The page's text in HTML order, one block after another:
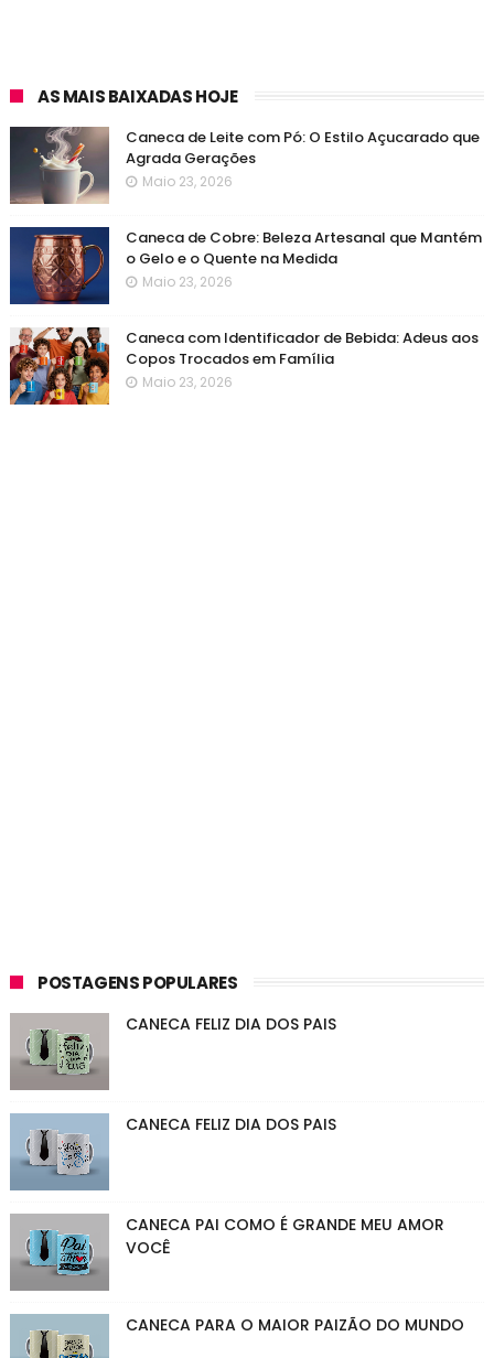
AS MAIS BAIXADAS HOJE
Caneca de Leite com Pó: O Estilo Açucarado que
Agrada Gerações
Maio 23, 2026
Caneca de Cobre: Beleza Artesanal que Mantém
o Gelo e o Quente na Medida
Maio 23, 2026
Caneca com Identificador de Bebida: Adeus aos
Copos Trocados em Família
Maio 23, 2026
POSTAGENS POPULARES
CANECA FELIZ DIA DOS PAIS
CANECA FELIZ DIA DOS PAIS
CANECA PAI COMO É GRANDE MEU AMOR
VOCÊ
CANECA PARA O MAIOR PAIZÃO DO MUNDO